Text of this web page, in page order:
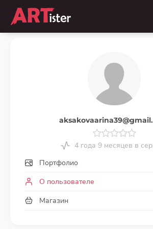
4 года 9 месяцев в
Портфолио
О пользователе
Магазин